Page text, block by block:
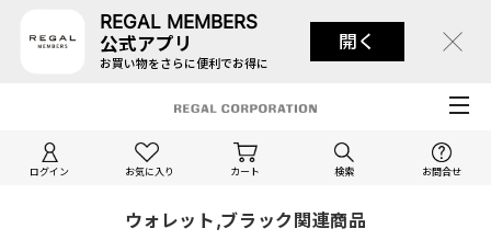
REGAL MEMBERS
公式アプリ
お買い物をさらに便利でお得に
開く
ログイン お気に入り カート 検索 お問合せ
ウォレット,ブラック関連商品